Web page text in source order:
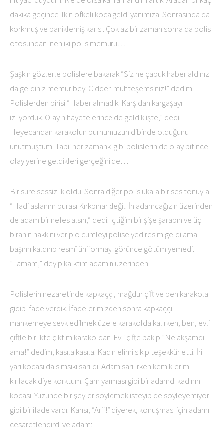
dakika geçince ilkin öfkeli koca geldi yanımıza. Sonrasında da
korkmuş ve paniklemiş karısı. Çok az bir zaman sonra da polis
otosundan inen iki polis memuru…
Şaşkın gözlerle polislere bakarak ”Siz ne çabuk haber aldınız
da geldiniz memur bey. Cidden muhteşemsiniz!” dedim.
Polislerden birisi ”Haber almadık. Karşıdan kargaşayı
izliyorduk. Olay nihayete erince de geldik işte,” dedi.
Heyecandan karakolun burnumuzun dibinde olduğunu
unutmuştum. Tabii her zamanki gibi polislerin de olay bitince
olay yerine geldikleri gerçeğini de…
Bir süre sessizlik oldu. Sonra diğer polis ukala bir ses tonuyla
”Hadi aslanım burası Kırkpınar değil. İn adamcağızın üzerinden
de adam bir nefes alsın,” dedi. İçtiğim bir şişe şarabın ve üç
biranın hakkını verip o cümleyi polise yediresim geldi ama
başımı kaldırıp resmî üniformayı görünce götüm yemedi.
”Tamam,” deyip kalktım adamın üzerinden.
Polislerin nezaretinde kapkaççı, mağdur çift ve ben karakola
gidip ifade verdik. İfadelerimizden sonra kapkaççı
mahkemeye sevk edilmek üzere karakolda kalırken; ben, evli
çiftle birlikte çıktım karakoldan. Evli çifte bakıp ”Ne akşamdı
ama!” dedim, kasıla kasıla. Kadın elimi sıkıp teşekkür etti. İri
yarı kocası da sımsıkı sarıldı. Adam sarılırken kemiklerim
kırılacak diye korktum. Çam yarması gibi bir adamdı kadının
kocası. Yüzünde bir şeyler söylemek isteyip de söyleyemiyor
gibi bir ifade vardı. Karısı, ”Arif!” diyerek, konuşması için adamı
cesaretlendirdi ve adam: